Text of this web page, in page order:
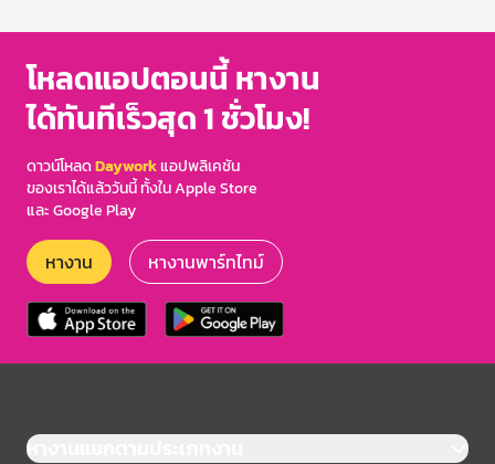
โหลดแอปตอนนี้ หางาน
ได้ทันทีเร็วสุด 1 ชั่วโมง!
ดาวน์โหลดDayworkแอปพลิเคชัน
ของเราได้แล้ววันนี้ ทั้งใน Apple Store
และ Google Play
หางาน หางานพาร์ทไทม์
หางานแยกตามประเภทงาน